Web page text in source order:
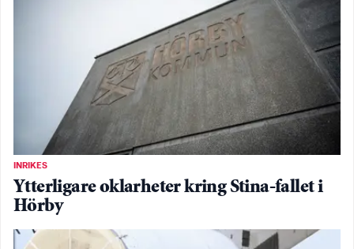
INRIKES
Ytterligare oklarheter kring Stina-fallet i
Hörby